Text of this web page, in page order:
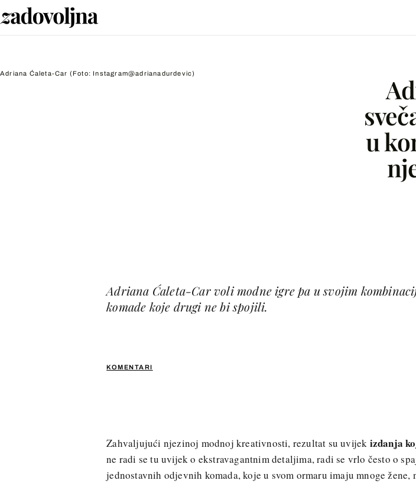
Adriana Ćaleta-Car (Foto: Instagram@adrianadurdevic)
u
KOMENTARI
Adriana Ćaleta-Car voli modne igre pa u svojim
komade koje drugi ne bi spojili.
Facebook
Zahvaljujući njezinoj modnoj kreativnosti, rezultat su uvijek izdanja
ne radi se tu uvijek o ekstravagantnim detaljima, radi se vrlo često o
jednostavnih odjevnih komada, koje u svom ormaru imaju mnoge žene,